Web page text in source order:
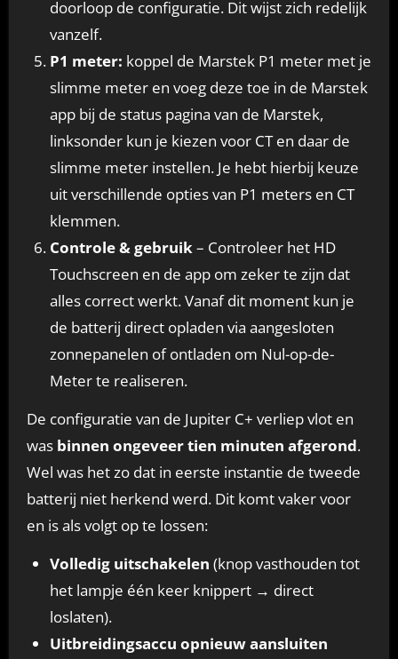
doorloop de configuratie. Dit wijst zich redelijk
vanzelf.
P1 meter: koppel de Marstek P1 meter met je
slimme meter en voeg deze toe in de Marstek
app bij de status pagina van de Marstek,
linksonder kun je kiezen voor CT en daar de
slimme meter instellen. Je hebt hierbij keuze
uit verschillende opties van P1 meters en CT
klemmen.
Controle & gebruik– Controleer het HD
Touchscreen en de app om zeker te zijn dat
alles correct werkt. Vanaf dit moment kun je
de batterij direct opladen via aangesloten
zonnepanelen of ontladen om Nul-op-de-
Meter te realiseren.
De configuratie van de Jupiter C+ verliep vlot en
was binnen ongeveer tien minuten afgerond.
Wel was het zo dat in eerste instantie de tweede
batterij niet herkend werd. Dit komt vaker voor
en is als volgt op te lossen:
Volledig uitschakelen (knop vasthouden tot
het lampje één keer knippert → direct
loslaten).
Uitbreidingsaccu opnieuw aansluiten